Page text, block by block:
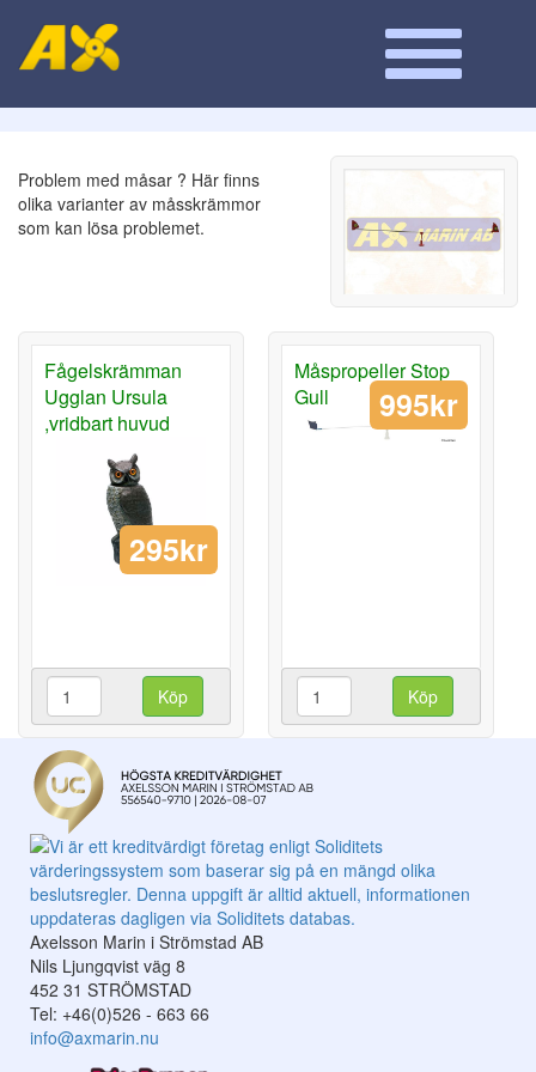
Problem med måsar ? Här finns
olika varianter av måsskrämmor
som kan lösa problemet.
Fågelskrämman
Ugglan Ursula
,vridbart huvud
295kr
Köp
Måspropeller Stop
Gull
995kr
Köp
Axelsson Marin i Strömstad AB
Nils Ljungqvist väg 8
452 31 STRÖMSTAD
Tel: +46(0)526 - 663 66
info@axmarin.nu